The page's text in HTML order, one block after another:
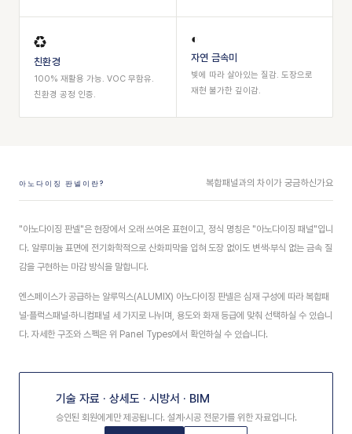
♻
친환경
100% 재활용 가능. VOC 무함유.
친환경 공정 인증.
◐
자연 금속미
빛에 따라 살아있는 질감. 도장으로
재현 불가한 깊이감.
아노다이징 판넬이란? 복합패널과의 차이가 궁금하신가요
"아노다이징 판넬"은 현장에서 오래 쓰여온 표현이고, 정식 명칭은 "아노다이징 패널"입니
다. 알루미늄 표면에 전기화학적으로 산화피막을 입혀 도장 없이도 변색·부식 없는 금속 질
감을 구현하는 마감 방식을 말합니다.
엔스페이스가 공급하는 알루믹스(ALUMIX) 아노다이징 판넬은 심재 구성에 따라 복합패
널·플럭스패널·하니컴패널 세 가지로 나뉘며, 용도와 화재 등급에 맞춰 선택하실 수 있습니
다. 자세한 구조와 스펙은 위 Panel Types에서 확인하실 수 있습니다.
기술 자료 · 상세도 · 시방서 · BIM
승인된 회원에게만 제공됩니다. 설계·시공 전문가를 위한 자료입니다.